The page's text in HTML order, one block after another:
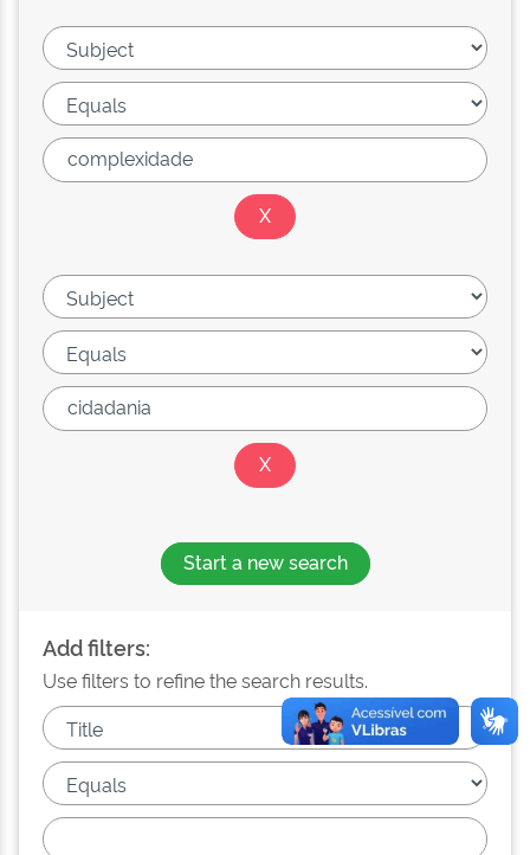
Start a new search
Add filters:
Use filters to refine the search results.